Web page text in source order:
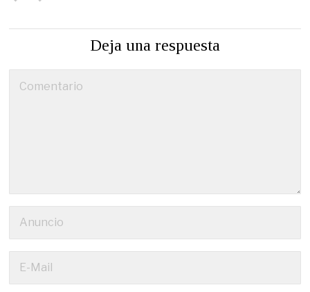
Deja una respuesta